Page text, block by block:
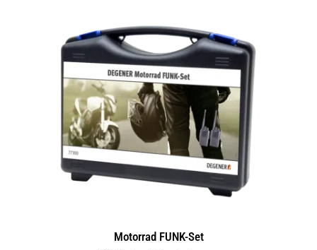
Motorrad FUNK-Set